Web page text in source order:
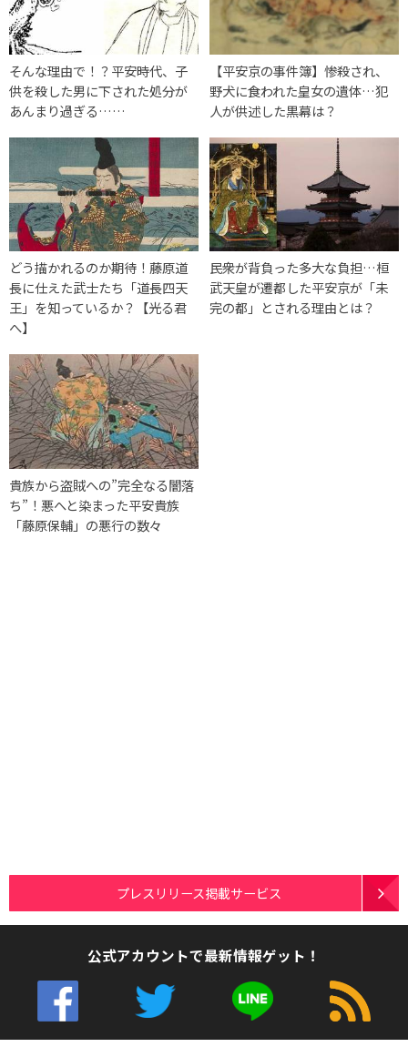
そんな理由で！？平安時代、子
供を殺した男に下された処分が
あんまり過ぎる……
【平安京の事件簿】惨殺され、
野犬に食われた皇女の遺体…犯
人が供述した黒幕は？
どう描かれるのか期待！藤原道
長に仕えた武士たち「道長四天
王」を知っているか？【光る君
へ】
民衆が背負った多大な負担…桓
武天皇が遷都した平安京が「未
完の都」とされる理由とは？
貴族から盗賊への”完全なる闇落
ち”！悪へと染まった平安貴族
「藤原保輔」の悪行の数々
プレスリリース掲載サービス
公式アカウントで最新情報ゲット！